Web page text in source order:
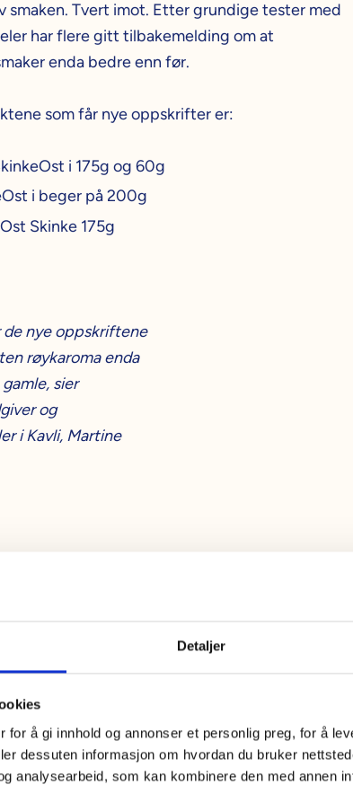
Detaljer
for å gi innhold og annonser et personlig preg, for å
dessuten informasjon om hvordan du bruker
analysearbeid, som kan kombinere den med annen
smaken. Tvert imot. Etter grundige tester med
har flere gitt tilbakemelding om at
enda bedre enn før.
som får nye oppskrifter er:
i 175g og 60g
i beger på 200g
Skinke 175g
de nye oppskriftene
røykaroma enda
sier
og
i Kavli, Martine
og datoene:
beger 200g: Best før-dato 22. mai 2026 og
175g/60g og MagerOst Skinke 175g: Best
27. november 2026 og senere